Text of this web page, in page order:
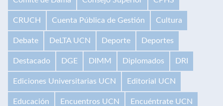
CRUCH Cuenta Pública de Gestión Cultura
Debate DeLTA UCN Deporte Deportes
Destacado DGE DIMM Diplomados DRI
Ediciones Universitarias UCN Editorial UCN
Educación Encuentros UCN Encuéntrate UCN